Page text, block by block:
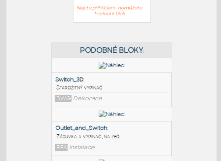
Nejste přihlášeni - nemůžete
hodnotit blok
PODOBNÉ BLOKY